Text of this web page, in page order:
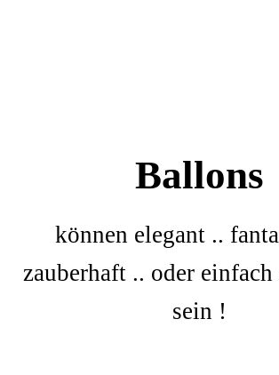
Ballons
können elegant ..
zauberhaft .. oder einfach
sein !